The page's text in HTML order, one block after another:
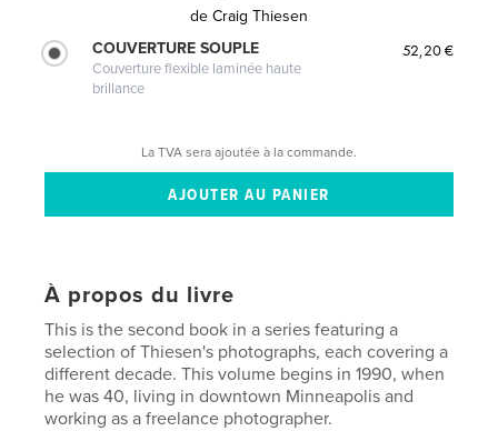
de Craig Thiesen
COUVERTURE SOUPLE
Couverture flexible laminée haute
brillance
52,20 €
La TVA sera ajoutée à la commande.
À propos du livre
This is the second book in a series featuring a
selection of Thiesen's photographs, each covering a
different decade. This volume begins in 1990, when
he was 40, living in downtown Minneapolis and
working as a freelance photographer.